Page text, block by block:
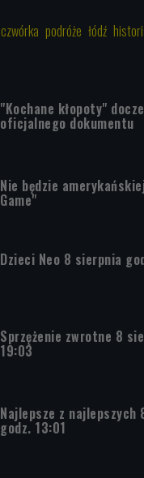
czwórka podróże łódź
"Kochane kłopoty"
oficjalnego dokumentu
Nie będzie
Game"
Dzieci Neo 8 sierpnia
Sprzężenie zwrotne 8
19:03
Najlepsze z najlepszych
godz. 13:01